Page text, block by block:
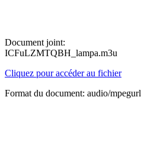
Document joint:
ICFuLZMTQBH_lampa.m3u
Cliquez pour accéder au fichier
Format du document: audio/mpegurl